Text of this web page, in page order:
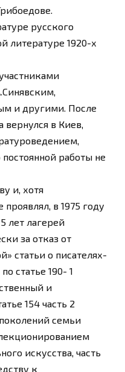
русского
литературе 1920-х
и другими. После
вернулся в Киев,
работы не
и, хотя
в 1975 году
лет лагерей
за отказ от
статьи о писателях-
статье 190- 1
и
154 часть 2
семьи
искусства, часть
к